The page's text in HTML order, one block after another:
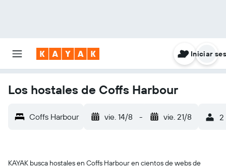
Iniciar
Los hostales de Coffs Harbour
Coffs Harbour vie. 14/8 - vie. 21/8 2
KAYAK busca hostales en Coffs Harbour en cientos de webs de